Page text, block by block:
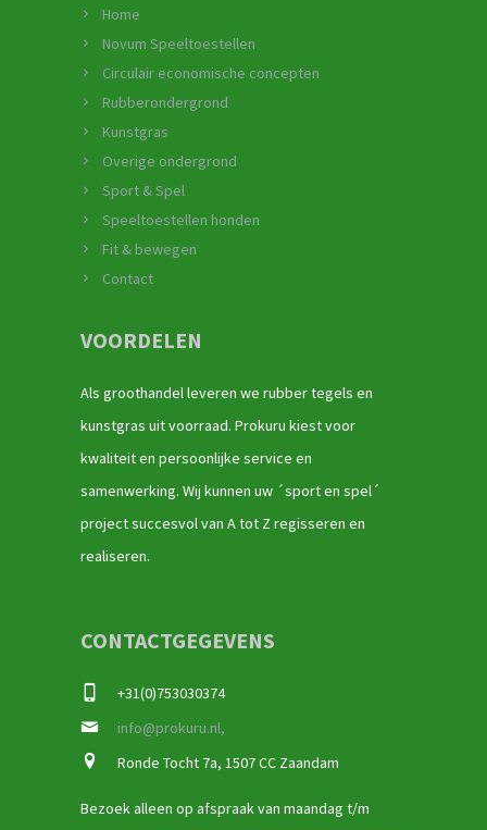
Home
Novum Speeltoestellen
Circulair economische concepten
Rubberondergrond
Kunstgras
Overige ondergrond
Sport & Spel
Speeltoestellen honden
Fit & bewegen
Contact
VOORDELEN
Als groothandel leveren we rubber tegels en
kunstgras uit voorraad. Prokuru kiest voor
kwaliteit en persoonlijke service en
samenwerking. Wij kunnen uw ´sport en spel´
project succesvol van A tot Z regisseren en
realiseren.
CONTACTGEGEVENS
+31(0)753030374
info@prokuru.nl,
Ronde Tocht 7a, 1507 CC Zaandam
Bezoek alleen op afspraak van maandag t/m